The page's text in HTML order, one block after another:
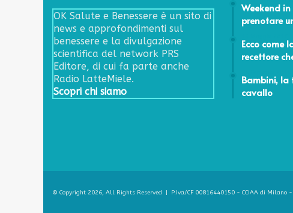
OK Salute e Benessere è un sito di
news e approfondimenti sul
benessere e la divulgazione
scientifica del network PRS
Editore, di cui fa parte anche
Radio LatteMiele.
Scopri chi siamo
Weekend
prenotare
Ecco come
recettore
Bambini, la
cavallo
© Copyright 2026, All Rights Reserved | P.Iva/CF 00816440150 - CCIAA di